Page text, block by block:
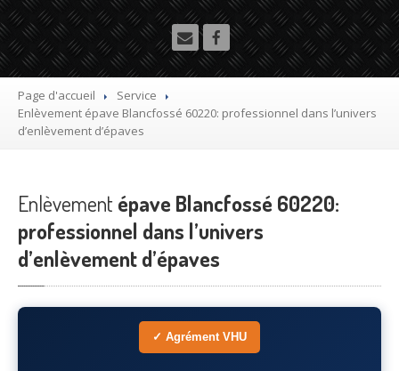
Utilitaire
Démolisseuragrée VHU gratuit
Mettre à la casse sa voiture
Dépollutionde véhicule hors d’usage gratuit
Destructionde voiture agréé
EpavisteGratuit
Rachatvoiture accidentée
Où?
Page d'accueil
Service
Enlèvement épave Blancfossé 60220: professionnel dans l’univers
d’enlèvement d’épaves
Enlèvement épave Blancfossé 60220:
professionnel dans l’univers
d’enlèvement d’épaves
✓ Agrément VHU